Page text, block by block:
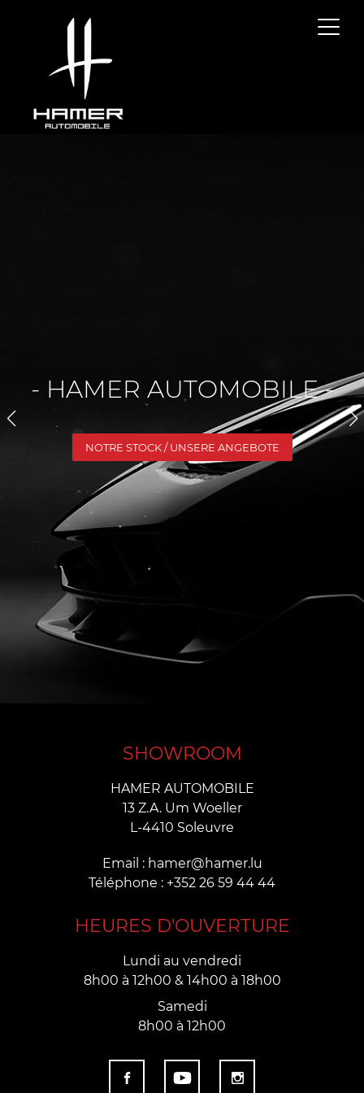
- HAMER AUTOMOBILE -
NOTRE STOCK / UNSERE ANGEBOTE
SHOWROOM
HAMER AUTOMOBILE
13 Z.A. Um Woeller
L-4410 Soleuvre
Email : hamer@hamer.lu
Téléphone : +352 26 59 44 44
HEURES D'OUVERTURE
Lundi au vendredi
8h00 à 12h00 & 14h00 à 18h00
Samedi
8h00 à 12h00